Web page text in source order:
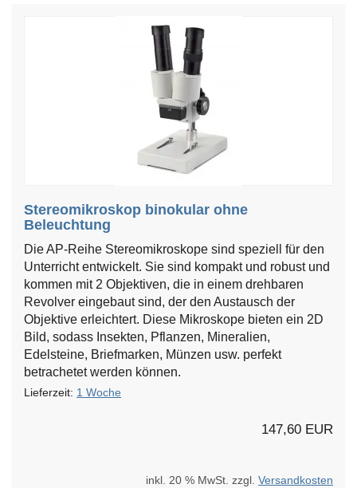
Stereomikroskop binokular ohne
Beleuchtung
Die AP-Reihe Stereomikroskope sind speziell für den
Unterricht entwickelt. Sie sind kompakt und robust und
kommen mit 2 Objektiven, die in einem drehbaren
Revolver eingebaut sind, der den Austausch der
Objektive erleichtert. Diese Mikroskope bieten ein 2D
Bild, sodass Insekten, Pflanzen, Mineralien,
Edelsteine​​, Briefmarken, Münzen usw. perfekt
betrachetet werden können.
Lieferzeit: 1 Woche
147,60 EUR
inkl. 20 % MwSt. zzgl. Versandkosten